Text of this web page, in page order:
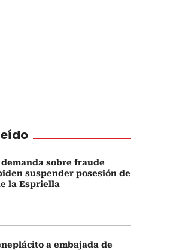
sobre fraude
suspender posesión de
la Espriella
a embajada de